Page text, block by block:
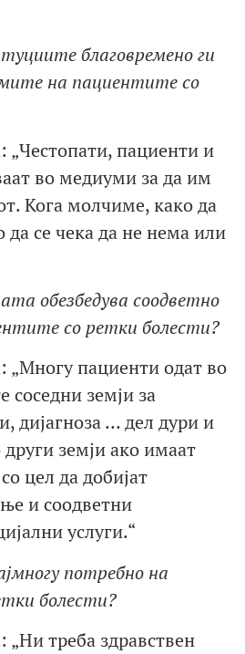
благовремено ги
на пациентите со
„Честопати, пациенти и
во медиуми за да им
Кога молчиме, како да
да се чека да не нема или
обезбедува соодветно
со ретки болести?
„Многу пациенти одат во
соседни земји за
дијагноза … дел дури и
други земји ако имаат
цел да добијат
и соодветни
услуги.“
потребно на
болести?
„Ни треба здравствен